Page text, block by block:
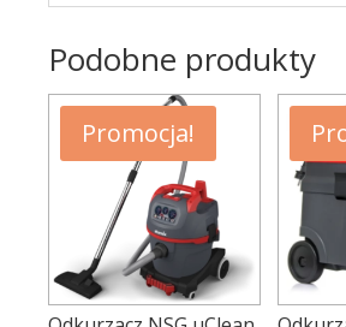
Podobne produkty
Promocja!